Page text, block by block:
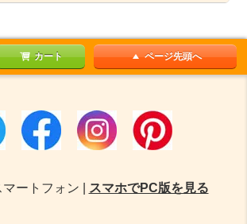
カート ページ先頭へ
ートフォン | スマホでPC版を見る